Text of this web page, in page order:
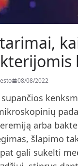
08/08/2022
supančios
arba
šlapimo
gali sukelti